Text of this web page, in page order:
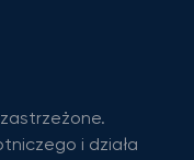
i działa